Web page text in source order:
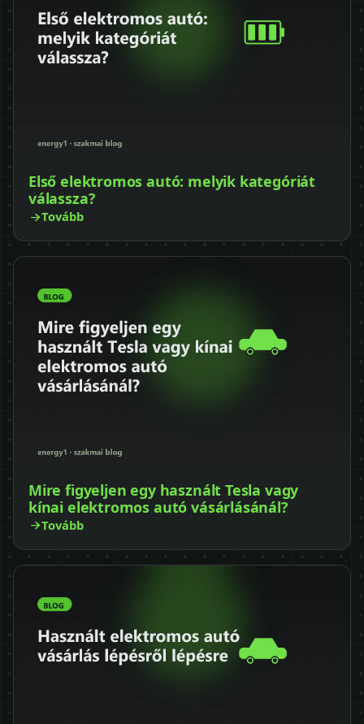
Első elektromos autó: melyik kategóriát
válassza?
Tovább
Mire figyeljen egy használt Tesla vagy
kínai elektromos autó vásárlásánál?
Tovább